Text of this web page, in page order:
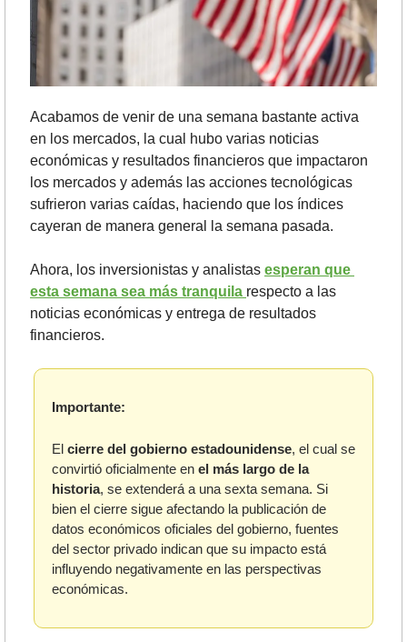
Acabamos de venir de una semana bastante activa
en los mercados, la cual hubo varias noticias
económicas y resultados financieros que impactaron
los mercados y además las acciones tecnológicas
sufrieron varias caídas, haciendo que los índices
cayeran de manera general la semana pasada.
Ahora, los inversionistas y analistas esperan que
esta semana sea más tranquila respecto a las
noticias económicas y entrega de resultados
financieros.
Importante:
El cierre del gobierno estadounidense, el cual se
convirtió oficialmente en el más largo de la
historia, se extenderá a una sexta semana. Si
bien el cierre sigue afectando la publicación de
datos económicos oficiales del gobierno, fuentes
del sector privado indican que su impacto está
influyendo negativamente en las perspectivas
económicas.